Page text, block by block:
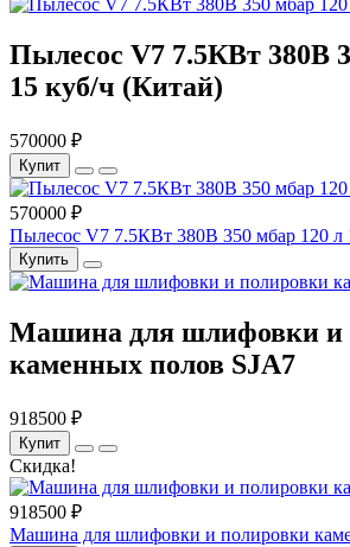
Пылесос V7 7.5КВт 380В
15 куб/ч (Китай)
570000 ₽
Купит
570000 ₽
Пылесос V7 7.5КВт 380В 350 мбар 120 л
Купить
Машина для шлифовки и
каменных полов SJA7
918500 ₽
Купит
Скидка!
918500 ₽
Машина для шлифовки и полировки